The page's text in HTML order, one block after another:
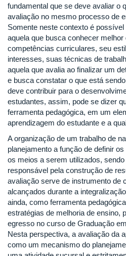
fundamental que se deve avaliar o
avaliação no mesmo processo de
Somente neste contexto é
aquela que busca conhecer melhor
competências curriculares, seu
interesses, suas técnicas de
aquela que avalia ao finalizar um
e busca constatar o que está
deve contribuir para o
estudantes, assim, pode se dizer
ferramenta pedagógica, em um
aprendizagem do estudante e a
A organização de um trabalho de
planejamento a função de definir
os meios a serem utilizados,
responsável pela construção de
avaliação serve de instrumento de
alcançados durante a
ainda, como ferramenta
estratégias de melhoria de ensino,
egresso no curso de Graduação
Nesta perspectiva, a avaliação da
como um mecanismo do